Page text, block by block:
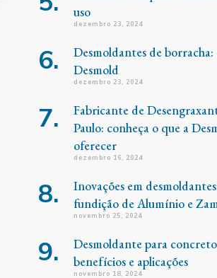
uso
dezembro 23, 2024
Desmoldantes de borracha:
Desmold
dezembro 23, 2024
Fabricante de
Paulo: conheça o que a
oferecer
dezembro 16, 2024
Inovações em
fundição de Alumínio e
novembro 25, 2024
Desmoldante para
benefícios e aplicações
novembro 18, 2024